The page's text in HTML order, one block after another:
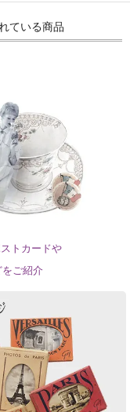
ている商品
トカードや
ご紹介